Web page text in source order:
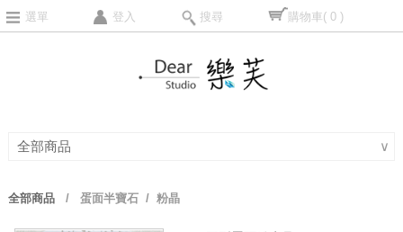
選單 登入 搜尋 購物車( 0 )
全部商品 ∨
全部商品/ 蛋面半寶石/ 粉晶